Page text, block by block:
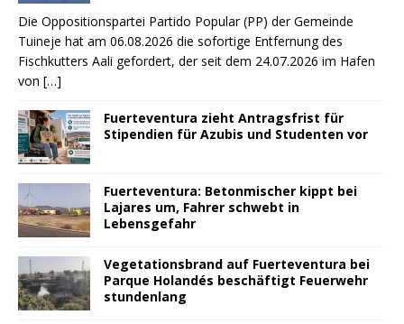
Die Oppositionspartei Partido Popular (PP) der Gemeinde
Tuineje hat am 06.08.2026 die sofortige Entfernung des
Fischkutters Aali gefordert, der seit dem 24.07.2026 im Hafen
von […]
Fuerteventura zieht Antragsfrist für
Stipendien für Azubis und Studenten vor
Fuerteventura: Betonmischer kippt bei
Lajares um, Fahrer schwebt in
Lebensgefahr
Vegetationsbrand auf Fuerteventura bei
Parque Holandés beschäftigt Feuerwehr
stundenlang